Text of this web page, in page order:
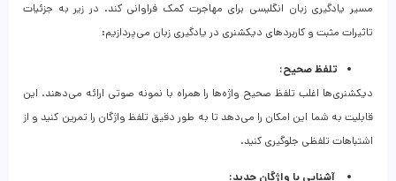
مسیر یادگیری زبان انگلیسی برای مهاجرت کمک فراوانی کند. در زیر به جزئیات
تاثیرات مثبت و کاربردهای دیکشنری در یادگیری زبان می‌پردازیم:
تلفظ صحیح:
دیکشنری‌ها اغلب تلفظ صحیح واژه‌ها را همراه با نمونه صوتی ارائه می‌دهند. این
قابلیت به شما این امکان را می‌دهد تا به طور دقیق تلفظ واژگان را تمرین کنید و از
اشتباهات تلفظی جلوگیری کنید.
آشنایی با واژگان جدید: